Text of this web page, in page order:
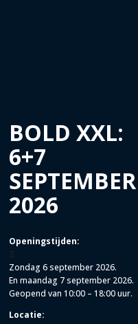
BOLD XXL:
6+7
SEPTEMBER
2026
Openingstijden:
Z
Zondag 6 september 2026.
En maandag 7 september 2026.
Geopend van 10:00 – 18:00 uur.
Locatie: